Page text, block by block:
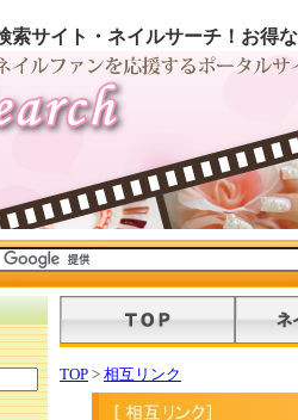
索サイト・ネイルサーチ！お得
TOP > 相互リンク